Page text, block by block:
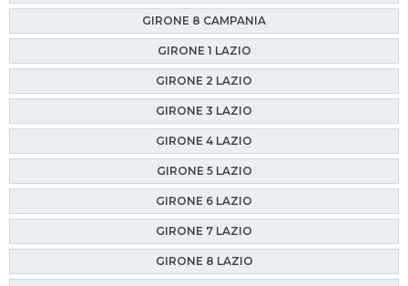
GIRONE 8 CAMPANIA
GIRONE 1 LAZIO
GIRONE 2 LAZIO
GIRONE 3 LAZIO
GIRONE 4 LAZIO
GIRONE 5 LAZIO
GIRONE 6 LAZIO
GIRONE 7 LAZIO
GIRONE 8 LAZIO